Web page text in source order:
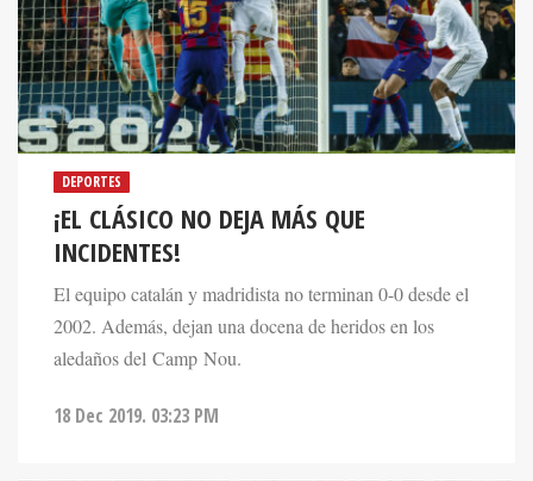
DEPORTES
¡EL CLÁSICO NO DEJA MÁS QUE
INCIDENTES!
El equipo catalán y madridista no terminan 0-0 desde el
2002. Además, dejan una docena de heridos en los
aledaños del Camp Nou.
18 Dec 2019. 03:23 PM